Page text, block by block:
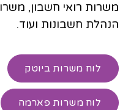
משרות רואי חשבון,
הנהלת חשבונות ועוד.
לוח משרות ביוטק
לוח משרות פארמה